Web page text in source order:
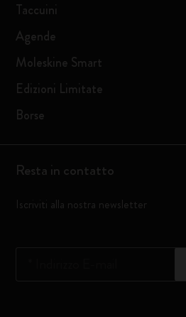
Taccuini
Agende
Moleskine Smart
Edizioni Limitate
Borse
Resta in contatto
Iscriviti alla nostra newsletter